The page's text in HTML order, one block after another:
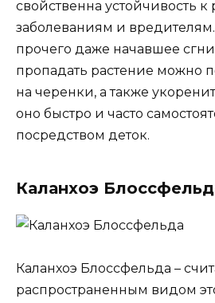
свойственна устойчивость
заболеваниям и
прочего даже начавшее
пропадать растение можно
на черенки, а также
оно быстро и часто
посредством деток.
Каланхоэ
Каланхоэ Блоссфельда –
распространенным видом